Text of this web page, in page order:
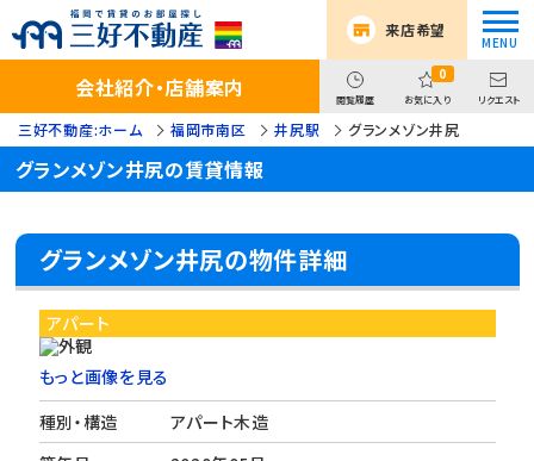
来店希望
会社紹介・店舗案内 閲覧履歴
0
お気に入り リクエスト
三好不動産:ホーム 福岡市南区 井尻駅 グランメゾン井尻
グランメゾン井尻の賃貸情報
グランメゾン井尻の物件詳細
アパート
もっと画像を見る
種別・構造
アパート木造